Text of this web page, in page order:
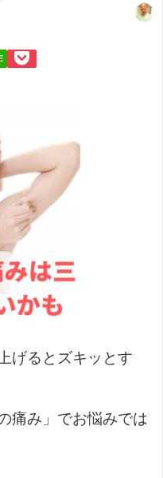
げるとズキッとす
痛み」でお悩みでは